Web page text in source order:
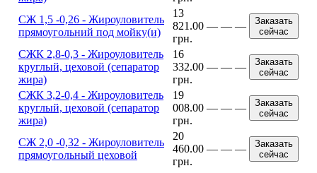
CЖ 1,5 -0,26 - Жироуловитель
прямоугольний под мойку(и)
13
821.00
грн.
— — —
Заказать
сейчас
CЖК 2,8-0,3 - Жироуловитель
круглый, цеховой (сепаратор
жира)
16
332.00
грн.
— — —
Заказать
сейчас
CЖК 3,2-0,4 - Жироуловитель
круглый, цеховой (сепаратор
жира)
19
008.00
грн.
— — —
Заказать
сейчас
CЖ 2,0 -0,32 - Жироуловитель
прямоугольный цеховой
20
460.00
грн.
— — —
Заказать
сейчас